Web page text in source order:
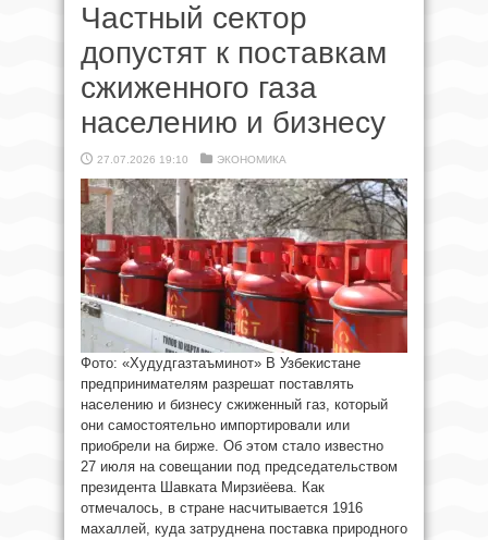
Частный сектор
допустят к поставкам
сжиженного газа
населению и бизнесу
27.07.2026 19:10 ЭКОНОМИКА
Фото: «Худудгазтаъминот» В Узбекистане
предпринимателям разрешат поставлять
населению и бизнесу сжиженный газ, который
они самостоятельно импортировали или
приобрели на бирже. Об этом стало известно
27 июля на совещании под председательством
президента Шавката Мирзиёева. Как
отмечалось, в стране насчитывается 1916
махаллей, куда затруднена поставка природного